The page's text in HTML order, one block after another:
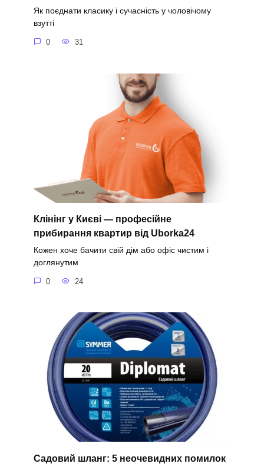
Як поєднати класику і сучасність у чоловічому
взутті
0 31
Клінінг у Києві — професійне
прибирання квартир від Uborka24
Кожен хоче бачити свій дім або офіс чистим і
доглянутим
0 24
Садовий шланг: 5 неочевидних помилок